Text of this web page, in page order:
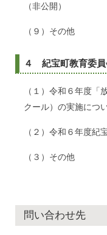
（非公開）
（９）その他
４ 紀宝町教育委員
（１）令和６年度「
クール）の実施につ
（２）令和６年度紀
（３）その他
問い合わせ先